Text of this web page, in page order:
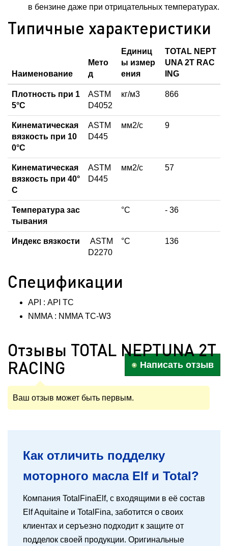
в бензине даже при отрицательных температурах.
Типичные характеристики
Наименование
Мето
д
Единиц
ы измер
ения
TOTAL NEPT
UNA 2T RAC
ING
Плотность при 1
5°С
ASTM
D4052
кг/м3 866
Кинематическая
вязкость при 10
0°С
ASTM
D445
мм2/с 9
Кинематическая
вязкость при 40°
С
ASTM
D445
мм2/с 57
Температура зас
тывания
°C - 36
Индекс вязкости
ASTM
D2270
°C 136
Спецификации
API : API TC
NMMA : NMMA TC-W3
Отзывы TOTAL NEPTUNA 2T
RACING
Написать отзыв
Ваш отзыв может быть первым.
Как отличить подделку
моторного масла Elf и Total?
Компания TotalFinaElf, с входящими в её состав
Elf Aquitaine и TotalFina, заботится о своих
клиентах и серъезно подходит к защите от
подделок своей продукции. Оригинальные